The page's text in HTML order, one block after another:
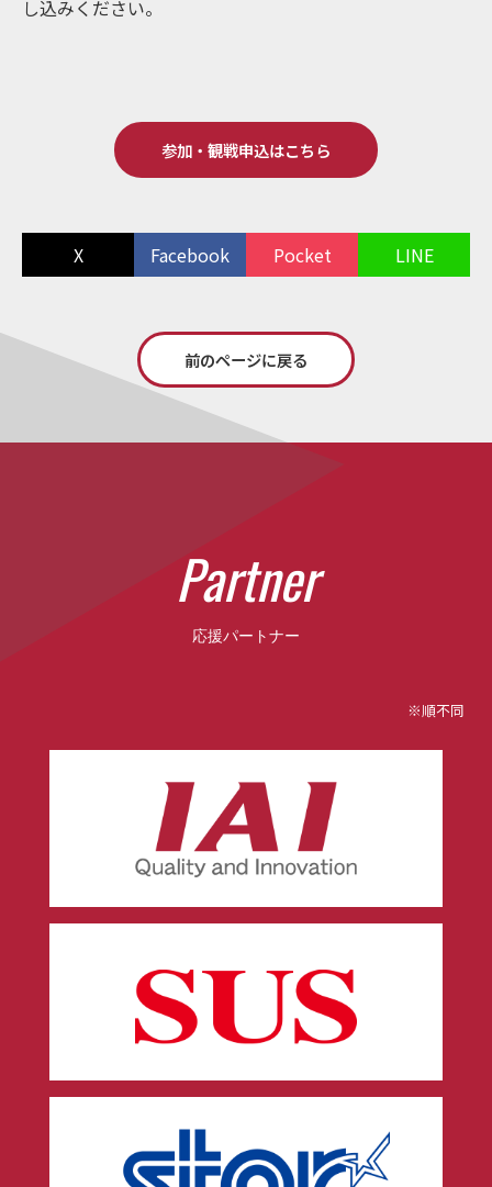
し込みください。
参加・観戦申込はこちら
X Facebook Pocket LINE
前のページに戻る
Partner
応援パートナー
※順不同